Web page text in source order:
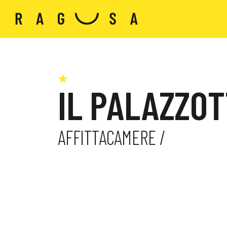
IL
AFFITTACAMERE /